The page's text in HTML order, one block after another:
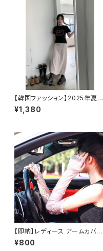
【韓国ファッション】2025年夏
ダンシングリボンTシャツ 半
袖/Tシャツ/トップス/レディース
¥1,380
【即納】レディース アームカバー
春 夏 日焼け防止 アームスリ
ーブ 腕カバー 涼感 レース ワン
¥800